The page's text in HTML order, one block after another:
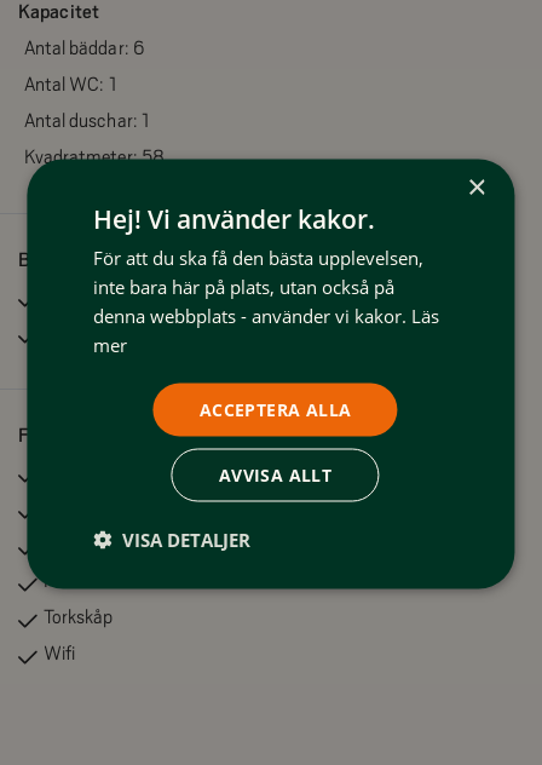
Kapacitet
Antal bäddar: 6
Antal WC: 1
Antal duschar: 1
Kvadratmeter: 58
Bra att veta
Husdjur tillåtna
Faciliteter
Uteplats
Kök
Torkskåp
Wifi
×
Hej! Vi använder kakor.
För att du ska få den bästa upplevelsen,
inte bara här på plats, utan också på
denna webbplats - använder vi kakor. Läs
mer
ACCEPTERA ALLA
AVVISA ALLT
VISA DETALJER